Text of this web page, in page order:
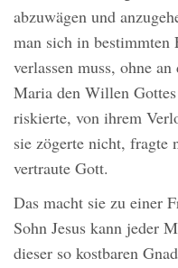
abzuwägen und
man sich in bestimmten
verlassen muss, ohne
Maria den Willen
riskierte, von ihrem
sie zögerte nicht, fragte
vertraute Gott.
Das macht sie zu einer
Sohn Jesus kann jeder
dieser so kostbaren